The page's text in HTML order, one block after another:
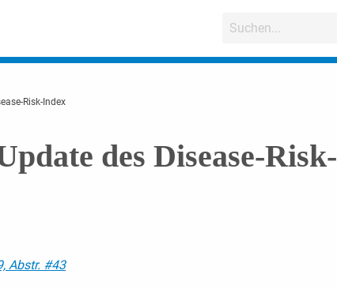
Risk-Index
des Disease-Risk-
Abstr. #43